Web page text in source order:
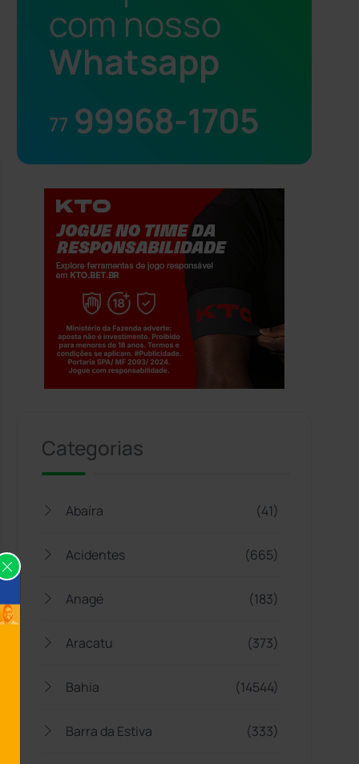
com nosso
Whatsapp
77 99968-1705
Categorias
Abaíra (41)
Acidentes (665)
Anagé (183)
Aracatu (373)
Bahia (14544)
Barra da Estiva (333)